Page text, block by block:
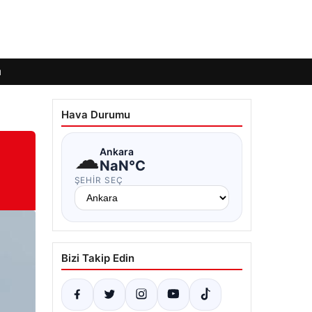
Hava Durumu
☁Ankara
NaN°C
ŞEHIR SEÇ
Bizi Takip Edin